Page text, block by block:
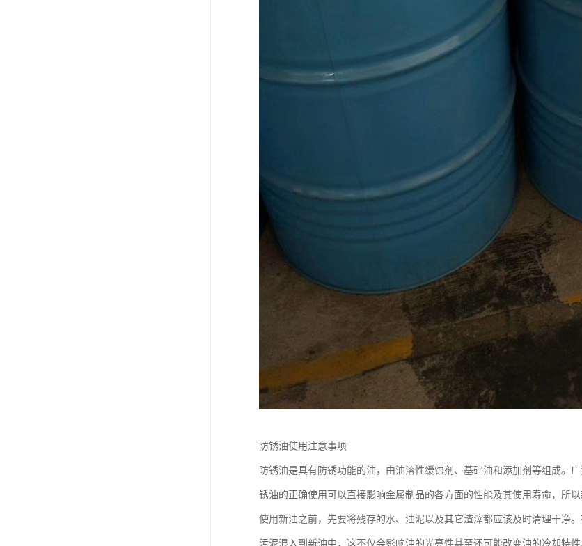
防锈油使用注意事项
防锈油是具有防锈功能的油，由油溶性缓蚀剂、基础油和添加剂等组成。
锈油的正确使用可以直接影响金属制品的各方面的性能及其使用寿命，所以
使用新油之前，先要将残存的水、油泥以及其它渣滓都应该及时清理干净
污泥混入到新油中，这不仅会影响油的光亮性甚至还可能改变油的冷却特